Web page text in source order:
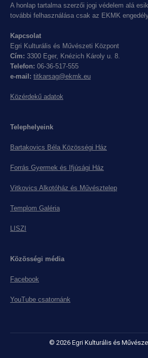
A honlap tartalma szerzői jogi védelem alá
további felhasználása csak az EKMK
Kapcsolat
Egri Kulturális és Művészeti Központ
Cím: 3300 Eger, Knézich Károly u. 8.
Telefon: 06-36-517-555
e-mail: titkarsag@ekmk.eu
Közérdekű adatok
Telephelyeink
Bartakovics Béla Közösségi Ház
Forrás Gyermek és Ifjúsági Ház
Vitkovics Alkotóház és Művésztelep
Templom Galéria
LISZI
Közösségi média
Facebook
YouTube csatornánk
© 2026 Egri Kulturális és